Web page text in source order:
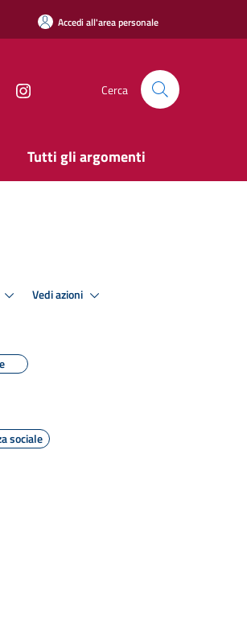
Accedi all'area personale
Cerca
Tutti gli argomenti
Vedi azioni
sociale